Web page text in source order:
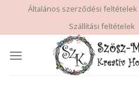
content
Általános szerződési feltételek
Szállítási feltételek